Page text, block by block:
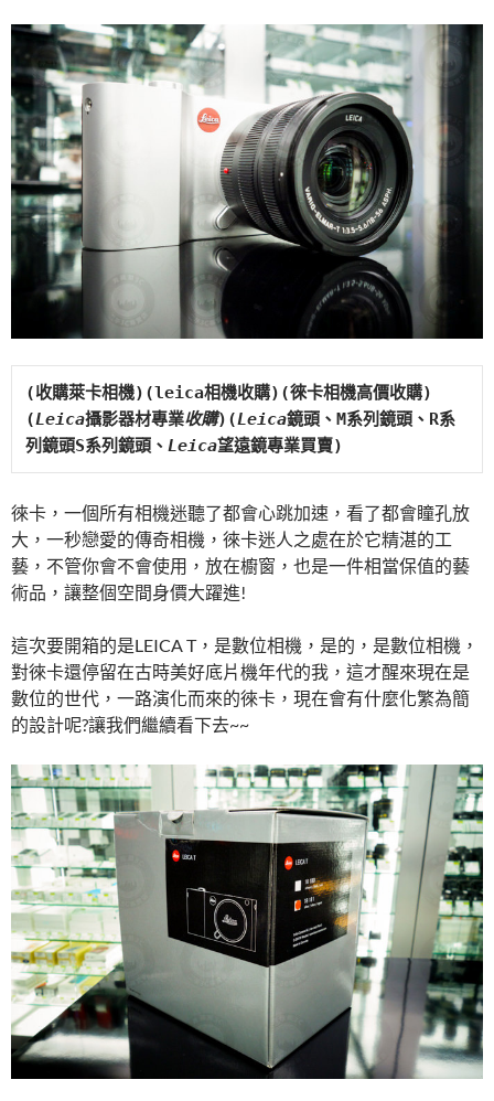
(收購萊卡相機)(leica相機收購)(徠卡相機高價收購)
(Leica攝影器材專業收購)(Leica鏡頭、M系列鏡頭、R系
列鏡頭S系列鏡頭、 Leica望遠鏡專業買賣)
徠卡，一個所有相機迷聽了都會心跳加速，看了都會瞳孔放
大，一秒戀愛的傳奇相機，徠卡迷人之處在於它精湛的工
藝，不管你會不會使用，放在櫥窗，也是一件相當保值的藝
術品，讓整個空間身價大躍進!
這次要開箱的是LEICA T，是數位相機，是的，是數位相機，
對徠卡還停留在古時美好底片機年代的我，這才醒來現在是
數位的世代，一路演化而來的徠卡，現在會有什麼化繁為簡
的設計呢?讓我們繼續看下去~~